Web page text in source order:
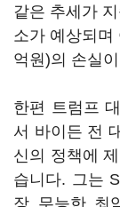
같은 추세가
소가 예상되며
억원)의 손실
한편 트럼프
서 바이든 전
신의 정책에
습니다. 그는
장 무능한 최